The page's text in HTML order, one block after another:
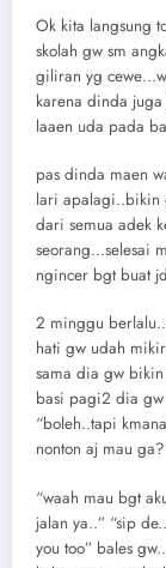
Ok kita langsung
skolah gw sm
giliran yg
karena dinda
laaen uda pada
pas dinda maen
lari apalagi..bikin
dari semua adek
seorang…selesai
ngincer bgt buat
2 minggu
hati gw udah
sama dia gw
basi pagi2 dia gw
“boleh..tapi
nonton aj mau
“waah mau bgt
jalan ya..” “sip
you too” bales